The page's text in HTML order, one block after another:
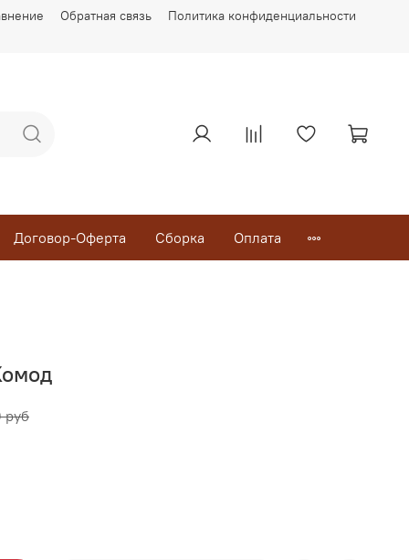
Обратная связь Политика конфиденциальности
Договор-Оферта Сборка Оплата
руб